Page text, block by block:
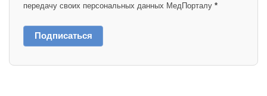
передачу своих персональных данных МедПорталу *
Подписаться